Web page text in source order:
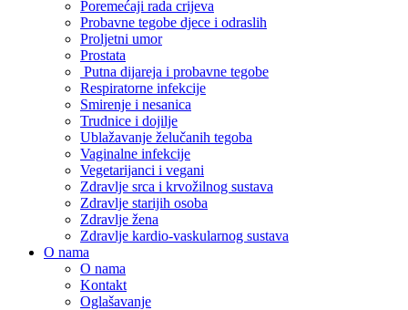
Poremećaji rada crijeva
Probavne tegobe djece i odraslih
Proljetni umor
Prostata
Putna dijareja i probavne tegobe
Respiratorne infekcije
Smirenje i nesanica
Trudnice i dojilje
Ublažavanje želučanih tegoba
Vaginalne infekcije
Vegetarijanci i vegani
Zdravlje srca i krvožilnog sustava
Zdravlje starijih osoba
Zdravlje žena
Zdravlje kardio-vaskularnog sustava
O nama
O nama
Kontakt
Oglašavanje